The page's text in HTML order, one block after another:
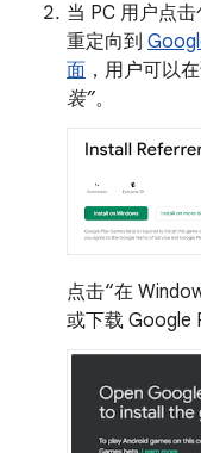
当 PC 用户点
重定向到
面 ，用户可以
装”。
点击“在
或下载 Google